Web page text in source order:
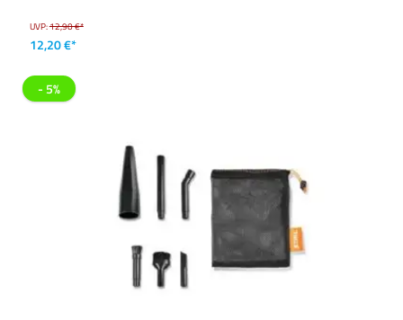
UVP:12,90 €*
12,20 €*
- 5%